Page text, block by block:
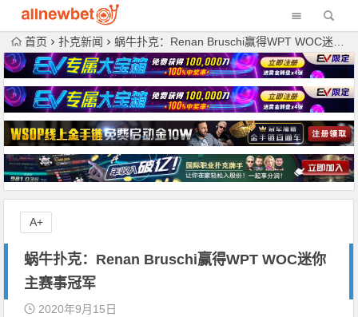
首页 扑克新闻 蜗牛扑克：Renan Bruschi赢得WPT WOC迷你主赛事冠军
蜗牛扑克：Renan Bruschi赢得WPT WOC迷你
主赛事冠军
2020年9月15日
A+